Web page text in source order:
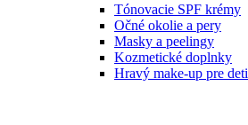
Tónovacie SPF krémy
Očné okolie a pery
Masky a peelingy
Kozmetické doplnky
Hravý make-up pre deti